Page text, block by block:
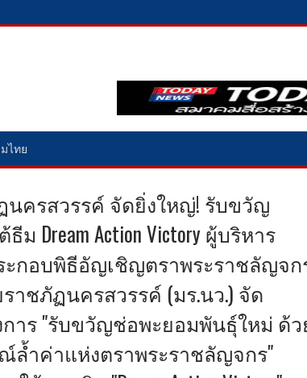
ไทย
นครสวรรค์ จัดยิ่งใหญ่! รับขวัญ
ม Dream Action Victory ผู้บริหาร
ะกอบพิธีอัญเชิญตราพระราชลัญจก
าชภัฏนครสวรรค์ (มร.นว.) จัด
าร "รับขวัญช่อพะยอมพันธุ์ใหม่ ด้ว
ล้ำค่าแห่งตราพระราชลัญจกร"